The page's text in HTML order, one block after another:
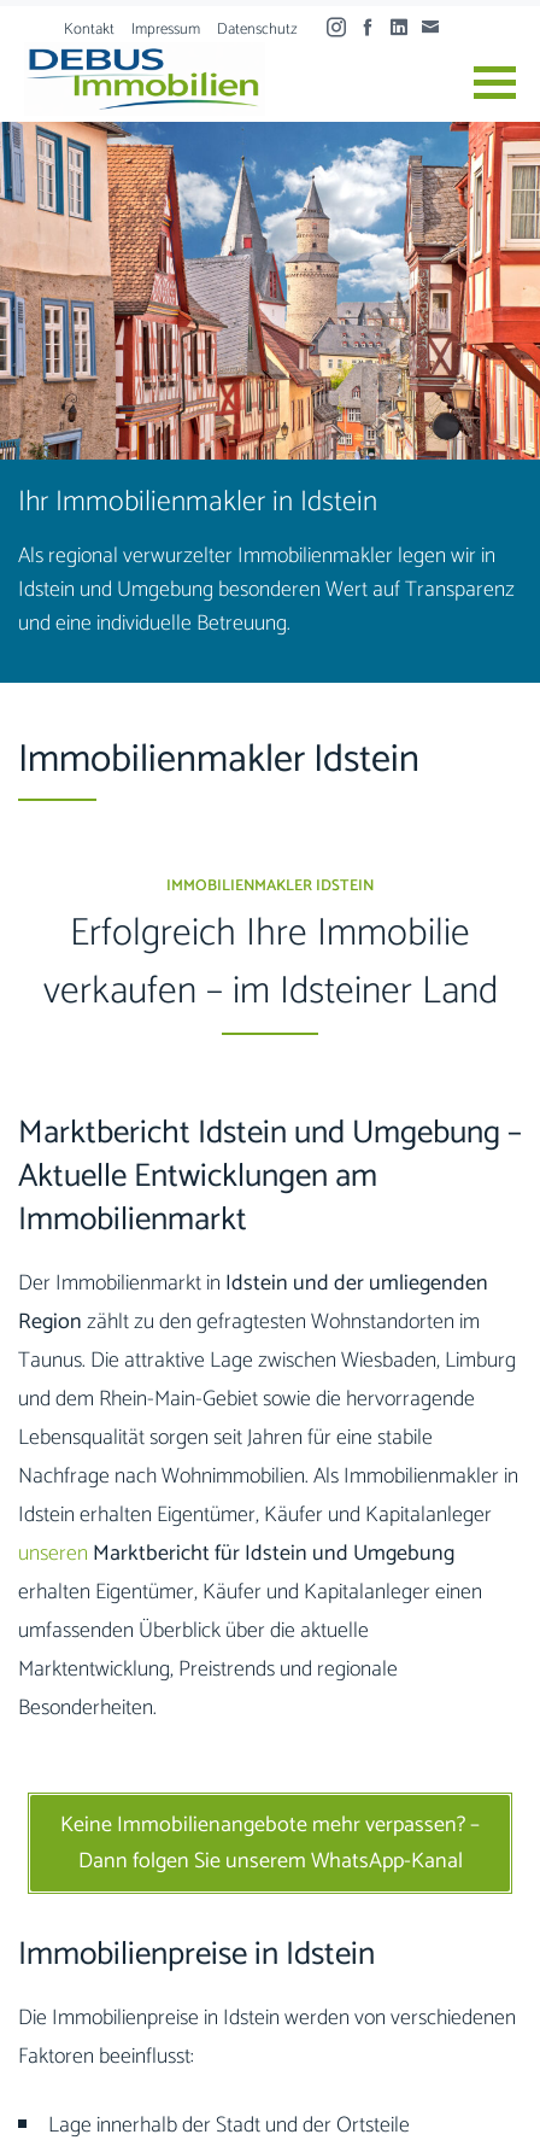
Skip to content
Kontakt Impressum Datenschutz
Ihr Immobilienmakler in Idstein
Als regional verwurzelter Immobilienmakler legen wir in
Idstein und Umgebung besonderen Wert auf Transparenz
und eine individuelle Betreuung.
Immobilienmakler Idstein
IMMOBILIENMAKLER IDSTEIN
Erfolgreich Ihre Immobilie
verkaufen – im Idsteiner Land
Marktbericht Idstein und Umgebung –
Aktuelle Entwicklungen am
Immobilienmarkt
Der Immobilienmarkt in Idstein und der umliegenden
Regionzählt zu den gefragtesten Wohnstandorten im
Taunus. Die attraktive Lage zwischen Wiesbaden, Limburg
und dem Rhein-Main-Gebiet sowie die hervorragende
Lebensqualität sorgen seit Jahren für eine stabile
Nachfrage nach Wohnimmobilien. Als Immobilienmakler in
Idstein erhalten Eigentümer, Käufer und Kapitalanleger
unseren Marktbericht für Idstein und Umgebung
erhalten Eigentümer, Käufer und Kapitalanleger einen
umfassenden Überblick über die aktuelle
Marktentwicklung, Preistrends und regionale
Besonderheiten.
Keine Immobilienangebote mehr verpassen? –
Dann folgen Sie unserem WhatsApp-Kanal
Immobilienpreise in Idstein
Die Immobilienpreise in Idstein werden von verschiedenen
Faktoren beeinflusst:
Lage innerhalb der Stadt und der Ortsteile